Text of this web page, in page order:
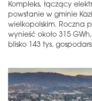
Kompleks, łączący
powstanie w gminie
wielkopolskim. Roczna
wynieść około 315
blisko 143 tys.